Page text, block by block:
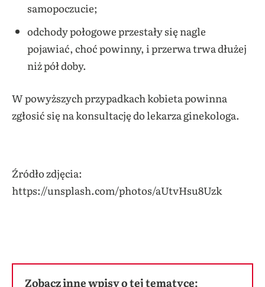
samopoczucie;
odchody połogowe przestały się nagle
pojawiać, choć powinny, i przerwa trwa dłużej
niż pół doby.
W powyższych przypadkach kobieta powinna
zgłosić się na konsultację do lekarza ginekologa.
Źródło zdjęcia:
https://unsplash.com/photos/aUtvHsu8Uzk
Zobacz inne wpisy o tej tematyce: